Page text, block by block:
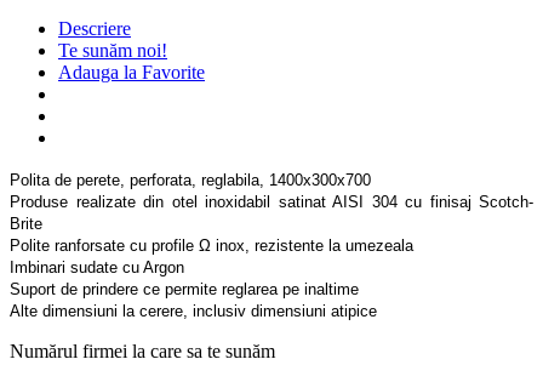
Descriere
Te sunăm noi!
Adauga la Favorite
Polita de perete, perforata, reglabila, 1400x300x700
Produse realizate din otel inoxidabil satinat AISI 304 cu finisaj Scotch-
Brite
Polite ranforsate cu profile Ω inox, rezistente la umezeala
Imbinari sudate cu Argon
Suport de prindere ce permite reglarea pe inaltime
Alte dimensiuni la cerere, inclusiv dimensiuni atipice
Numărul firmei la care sa te sunăm